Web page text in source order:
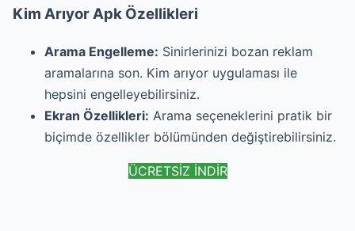
Kim Arıyor Apk Özellikleri
Arama Engelleme: Sinirlerinizi bozan reklam
aramalarına son. Kim arıyor uygulaması ile
hepsini engelleyebilirsiniz.
Ekran Özellikleri: Arama seçeneklerini pratik bir
biçimde özellikler bölümünden değiştirebilirsiniz.
ÜCRETSİZ İNDİR